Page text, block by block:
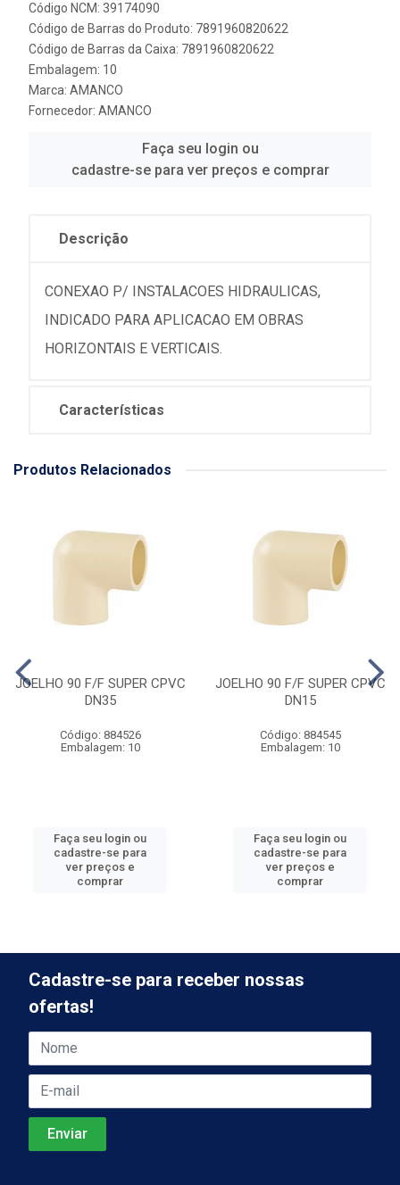
Código NCM: 39174090
Código de Barras do Produto: 7891960820622
Código de Barras da Caixa: 7891960820622
Embalagem: 10
Marca: AMANCO
Fornecedor: AMANCO
Faça seu login ou
cadastre-se para ver preços e comprar
Descrição
CONEXAO P/ INSTALACOES HIDRAULICAS,
INDICADO PARA APLICACAO EM OBRAS
HORIZONTAIS E VERTICAIS.
Características
Produtos Relacionados
JOELHO 90 F/F SUPER CPVC
DN35
Código: 884526
Embalagem: 10
Faça seu login ou
cadastre-se para
ver preços e
comprar
JOELHO 90 F/F SUPER CPVC
DN15
Código: 884545
Embalagem: 10
Faça seu login ou
cadastre-se para
ver preços e
comprar
Cadastre-se para receber nossas
ofertas!